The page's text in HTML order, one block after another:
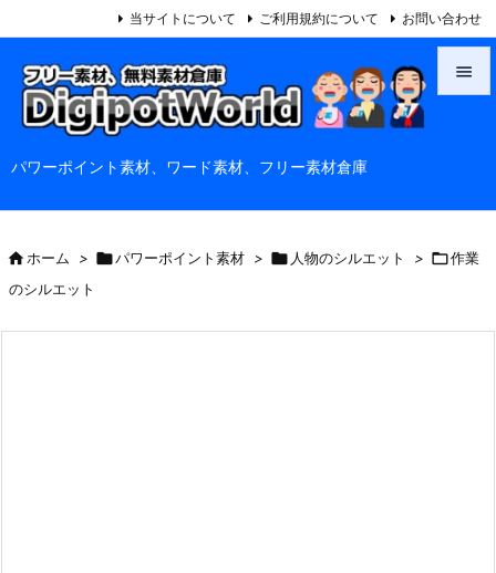
パワーポイント素材、ワード素材、フリー素材倉庫

前へ
当サイトについて ご利用規約について お問い合わせ
ホーム > パワーポイント素材 >  人物のシルエット > 作業
のシルエット